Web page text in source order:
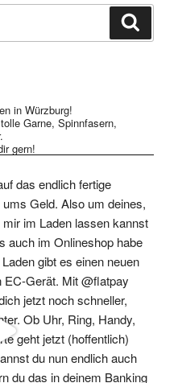
in Würzburg!
Garne, Spinnfasern,
gern!